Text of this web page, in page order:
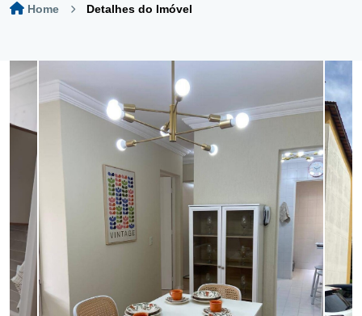
Home Detalhes do Imóvel